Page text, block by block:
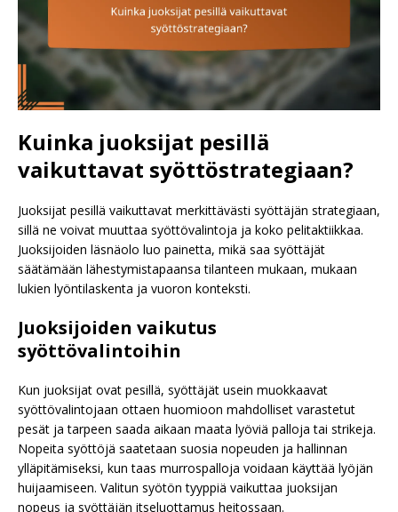
Kuinka juoksijat pesillä
vaikuttavat syöttöstrategiaan?
Juoksijat pesillä vaikuttavat merkittävästi syöttäjän strategiaan,
sillä ne voivat muuttaa syöttövalintoja ja koko pelitaktiikkaa.
Juoksijoiden läsnäolo luo painetta, mikä saa syöttäjät
säätämään lähestymistapaansa tilanteen mukaan, mukaan
lukien lyöntilaskenta ja vuoron konteksti.
Juoksijoiden vaikutus
syöttövalintoihin
Kun juoksijat ovat pesillä, syöttäjät usein muokkaavat
syöttövalintojaan ottaen huomioon mahdolliset varastetut
pesät ja tarpeen saada aikaan maata lyöviä palloja tai strikeja.
Nopeita syöttöjä saatetaan suosia nopeuden ja hallinnan
ylläpitämiseksi, kun taas murrospalloja voidaan käyttää lyöjän
huijaamiseen. Valitun syötön tyyppiä vaikuttaa juoksijan
nopeus ja syöttäjän itseluottamus heitossaan.